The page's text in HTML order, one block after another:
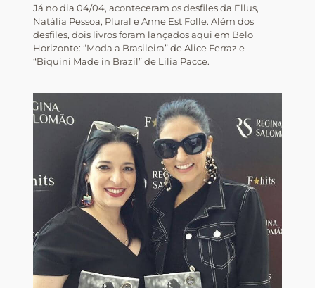
Já no dia 04/04, aconteceram os desfiles da Ellus,
Natália Pessoa, Plural e Anne Est Folle. Além dos
desfiles, dois livros foram lançados aqui em Belo
Horizonte: “Moda a Brasileira” de Alice Ferraz e
“Biquini Made in Brazil” de Lilia Pacce.